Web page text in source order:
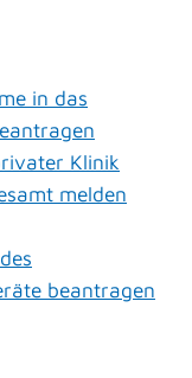
in das
Klinik
melden
beantragen